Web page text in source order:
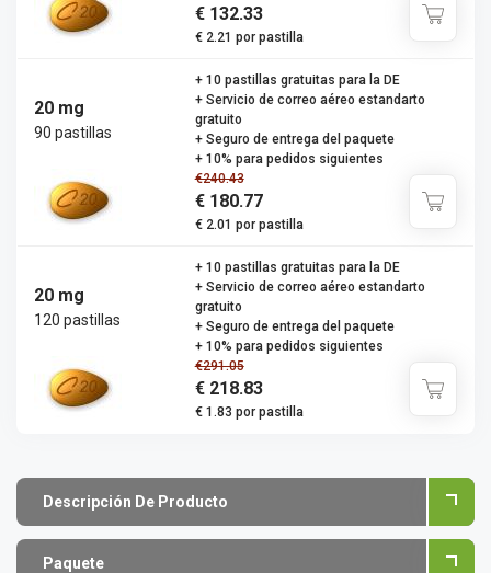
€ 132.33
€ 2.21 por pastilla
20 mg
90 pastillas
€240.43
€ 180.77
€ 2.01 por pastilla
+ 10 pastillas gratuitas para la DE
+ Servicio de correo aéreo estandarto
gratuito
+ Seguro de entrega del paquete
+ 10% para pedidos siguientes
20 mg
120 pastillas
€291.05
€ 218.83
€ 1.83 por pastilla
+ 10 pastillas gratuitas para la DE
+ Servicio de correo aéreo estandarto
gratuito
+ Seguro de entrega del paquete
+ 10% para pedidos siguientes
Descripción De Producto
Paquete